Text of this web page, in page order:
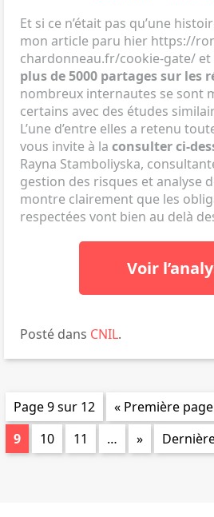
Et si ce n’était pas qu’une
mon article paru hier https://
chardonneau.fr/cookie-gate/ et
plus de 5000 partages sur les
nombreux internautes se sont
certains avec des études
L’une d’entre elles a retenu
vous invite à la consulter ci-
Rayna Stamboliyska,
gestion des risques et analyse
montre clairement que les
respectées vont bien au delà
Voir
Posté dans CNIL.
Page 9 sur 12 « Première page
9
10 11 … »